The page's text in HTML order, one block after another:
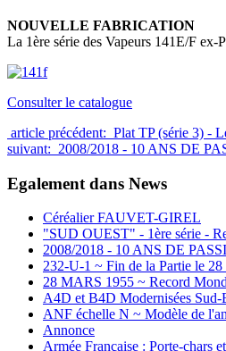
NOUVELLE FABRICATION
La 1ère série des Vapeurs 141E/F
Consulter le catalogue
article précédent: Plat TP (série 3) -
suivant: 2008/2018 - 10 ANS DE
Egalement dans News
Céréalier FAUVET-GIREL
"SUD OUEST" - 1ère série -
2008/2018 - 10 ANS DE
232-U-1 ~ Fin de la Partie le 28
28 MARS 1955 ~ Record
A4D et B4D Modernisées Sud-
ANF échelle N ~ Modèle de
Annonce
Armée Française : Porte-chars